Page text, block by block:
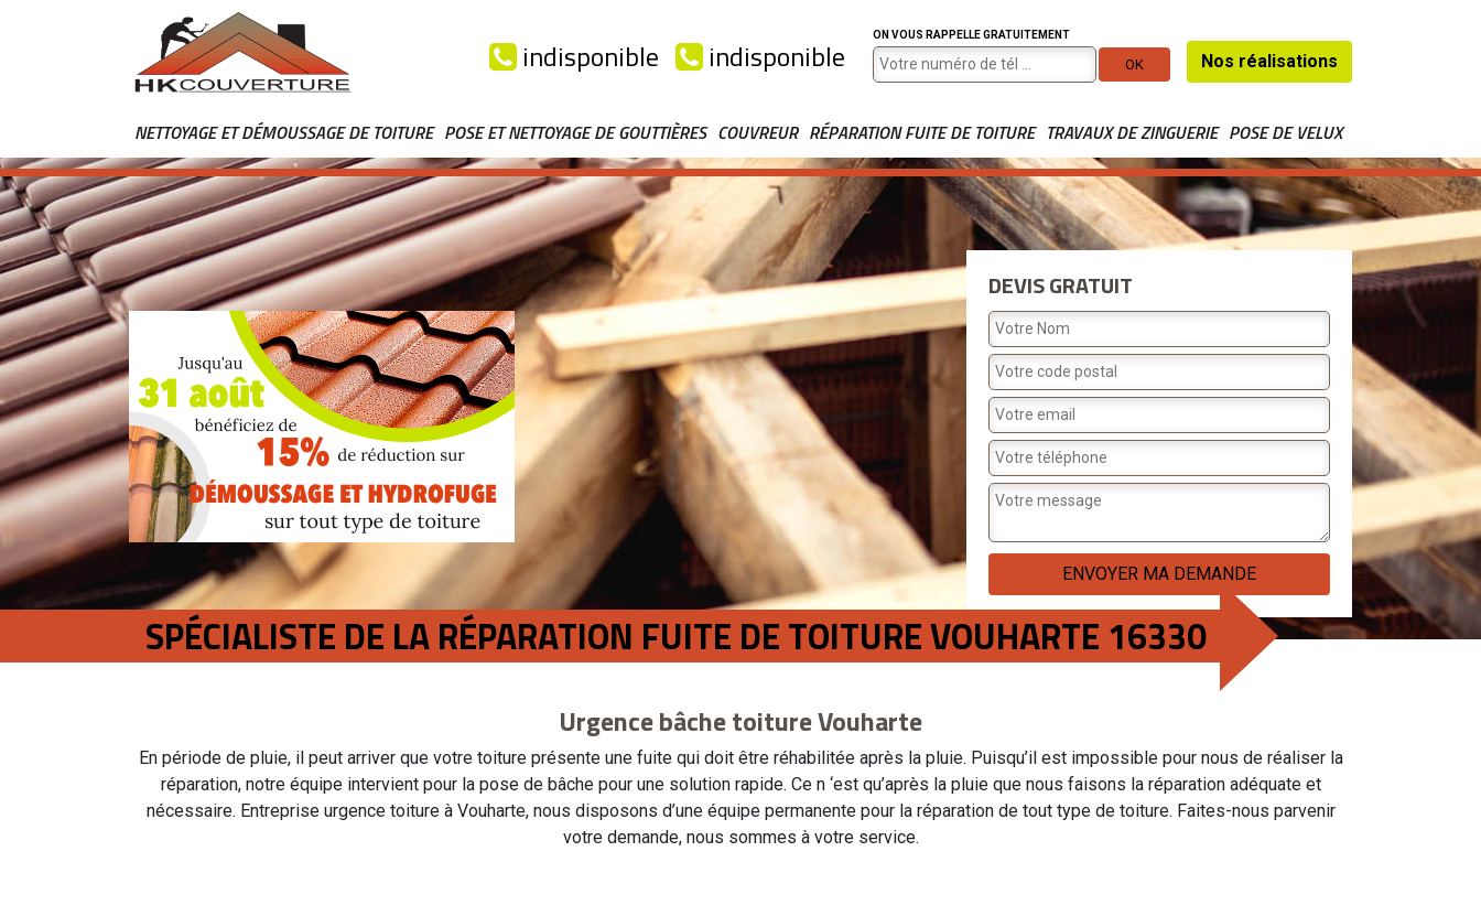
indisponible indisponible
ON VOUS RAPPELLE GRATUITEMENT
Nos réalisations
NETTOYAGE ET DÉMOUSSAGE DE TOITURE POSE ET NETTOYAGE DE GOUTTIÈRES COUVREUR RÉPARATION FUITE DE TOITURE TRAVAUX DE ZINGUERIE POSE DE VELUX
DEVIS GRATUIT
SPÉCIALISTE DE LA RÉPARATION FUITE DE TOITURE VOUHARTE 16330
Urgence bâche toiture Vouharte
En période de pluie, il peut arriver que votre toiture présente une fuite qui doit être réhabilitée après la pluie. Puisqu’il est impossible pour nous de réaliser la
réparation, notre équipe intervient pour la pose de bâche pour une solution rapide. Ce n ‘est qu’après la pluie que nous faisons la réparation adéquate et
nécessaire. Entreprise urgence toiture à Vouharte, nous disposons d’une équipe permanente pour la réparation de tout type de toiture. Faites-nous parvenir
votre demande, nous sommes à votre service.